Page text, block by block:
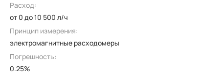
Расход:
от 0 до 10 500 л/ч
Принцип измерения:
электромагнитные расходомеры
Погрешность:
0.25%